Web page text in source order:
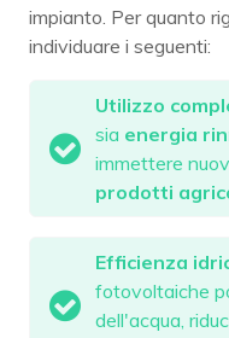
impianto. Per quanto
individuare i seguenti:
Utilizzo
sia energia
immettere
prodotti
Efficienza
fotovoltaiche
dell'acqua,